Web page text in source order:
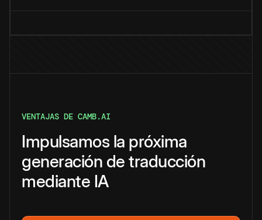
VENTAJAS DE CAMB.AI
Impulsamos la próxima
generación de traducción
mediante IA